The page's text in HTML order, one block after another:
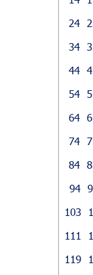
24
34
44
54
64
74
84
94
103
111
119